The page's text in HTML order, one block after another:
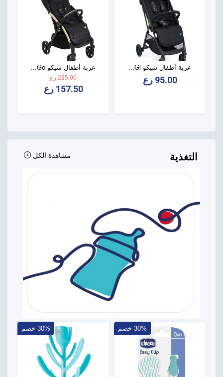
عربة أطفال شيكو Gl...
95.00 رع
عربة أطفال شيكو Go...
225.00 رع
157.50 رع
التغذية مشاهدة الكل
30% خصم 30% خصم